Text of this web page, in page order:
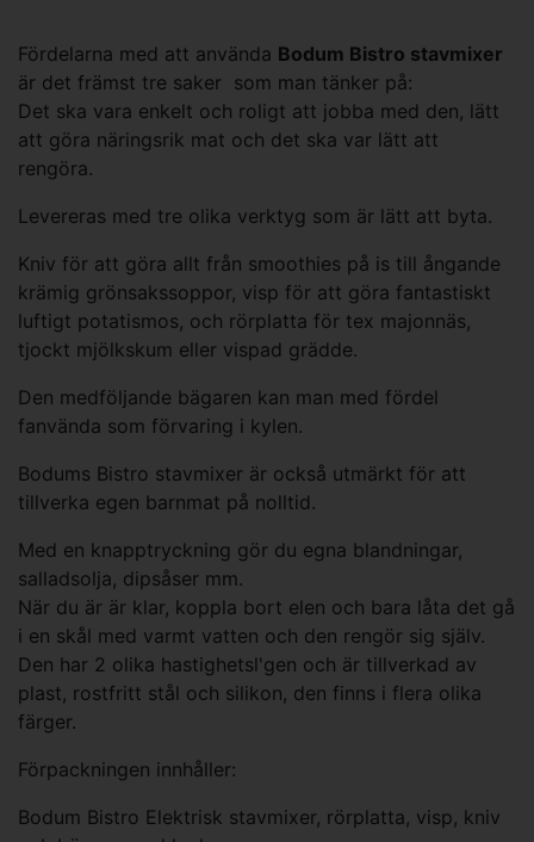
Fördelarna med att använda Bodum Bistro stavmixer
är det främst tre saker som man tänker på:
Det ska vara enkelt och roligt att jobba med den, lätt
att göra näringsrik mat och det ska var lätt att
rengöra.
Levereras med tre olika verktyg som är lätt att byta.
Kniv för att göra allt från smoothies på is till ångande
krämig grönsakssoppor, visp för att göra fantastiskt
luftigt potatismos, och rörplatta för tex majonnäs,
tjockt mjölkskum eller vispad grädde.
Den medföljande bägaren kan man med fördel
fanvända som förvaring i kylen.
Bodums Bistro stavmixer är också utmärkt för att
tillverka egen barnmat på nolltid.
Med en knapptryckning gör du egna blandningar,
salladsolja, dipsåser mm.
När du är är klar, koppla bort elen och bara låta det gå
i en skål med varmt vatten och den rengör sig själv.
Den har 2 olika hastighetsl'gen och är tillverkad av
plast, rostfritt stål och silikon, den finns i flera olika
färger.
Förpackningen innhåller:
Bodum Bistro Elektrisk stavmixer, rörplatta, visp, kniv